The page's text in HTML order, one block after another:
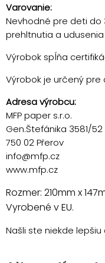
Varovanie:
Nevhodné pre deti do
prehltnutia a
Výrobok spĺňa
Výrobok je určený pre
Adresa výrobcu:
MFP paper s.r.o.
Gen.Štefánika 3581/52
750 02 Přerov
info@mfp.cz
www.mfp.cz
Rozmer: 210mm x
Vyrobené v EU.
Našli ste niekde lepšiu